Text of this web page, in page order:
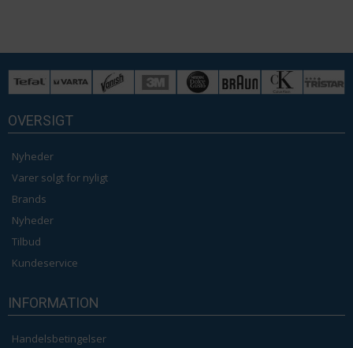
OVERSIGT
Nyheder
Varer solgt for nyligt
Brands
Nyheder
Tilbud
Kundeservice
INFORMATION
Handelsbetingelser